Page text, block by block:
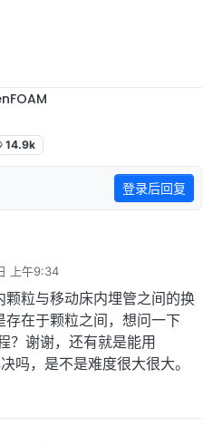
14.9k
登录后回复
上午9:34
粒与移动床内埋管之间的换
在于颗粒之间，想问一下
？谢谢，还有就是能用
吗，是不是难度很大很大。